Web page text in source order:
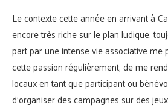
Le contexte cette année en arrivant à
encore très riche sur le plan ludique,
part par une intense vie associative me
cette passion régulièrement, de me
locaux en tant que participant ou
d’organiser des campagnes sur des